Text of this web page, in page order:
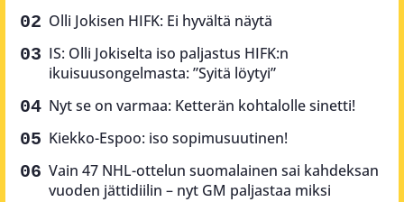
Olli Jokisen HIFK: Ei hyvältä näytä
IS: Olli Jokiselta iso paljastus HIFK:n
ikuisuusongelmasta: ”Syitä löytyi”
Nyt se on varmaa: Ketterän kohtalolle sinetti!
Kiekko-Espoo: iso sopimusuutinen!
Vain 47 NHL-ottelun suomalainen sai kahdeksan
vuoden jättidiilin – nyt GM paljastaa miksi